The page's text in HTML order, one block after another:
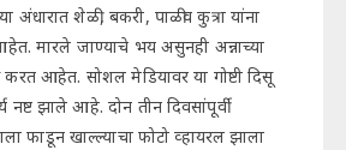
अंधारात शेळी, बकरी, पाळीव कुत्रा यांना
मारले जाण्याचे भय असुनही अन्नाच्या
करत आहेत. सोशल मेडियावर या गोष्टी दिसू
नष्ट झाले आहे. दोन तीन दिवसांपूर्वी
फाडून खाल्ल्याचा फोटो व्हायरल झाला